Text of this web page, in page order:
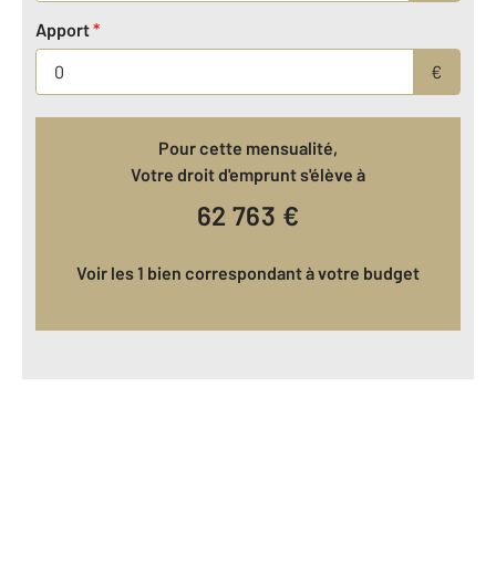
Apport*
€
Pour cette mensualité,
Votre droit d'emprunt s'élève à
62 763 €
Voir les 1 bien correspondant à votre budget